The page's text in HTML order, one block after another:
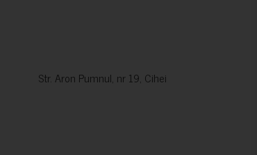
Str. Aron Pumnul, nr 19, Cihei